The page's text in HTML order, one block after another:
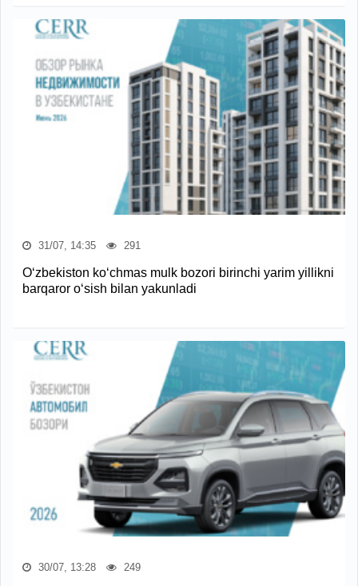
31/07, 14:35 291
O‘zbekiston ko‘chmas mulk bozori birinchi yarim yillikni
barqaror o‘sish bilan yakunladi
30/07, 13:28 249